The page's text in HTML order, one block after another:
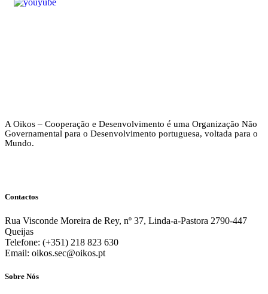
A Oikos – Cooperação e Desenvolvimento é uma Organização Não
Governamental para o Desenvolvimento portuguesa, voltada para o
Mundo.
Contactos
Rua Visconde Moreira de Rey, nº 37, Linda-a-Pastora 2790-447
Queijas
Telefone: (+351) 218 823 630
Email: oikos.sec@oikos.pt
Sobre Nós